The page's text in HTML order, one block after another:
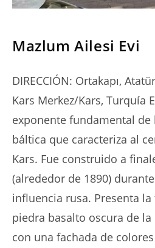
Mazlum Ailesi Evi
DIRECCIÓN: Ortakapı,
Kars Merkez/Kars, Turquía
exponente fundamental
báltica que caracteriza al
Kars. Fue construido a
(alrededor de 1890)
influencia rusa. Presenta
piedra basalto oscura de
con una fachada de